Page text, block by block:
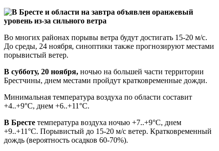
Во многих районах порывы ветра будут достигать 15-20 м/с.
До среды, 24 ноября, синоптики также прогнозируют местами
порывистый ветер.
В субботу, 20 ноября, ночью на большей части территории
Брестчины, днем местами пройдут кратковременные дожди.
Минимальная температура воздуха по области составит
+4..+9°С, днем +6..+11°С.
В Бресте температура воздуха ночью +7..+9°С, днем
+9..+11°С. Порывистый до 15-20 м/с ветер. Кратковременный
дождь (вероятность осадков 60-70%).